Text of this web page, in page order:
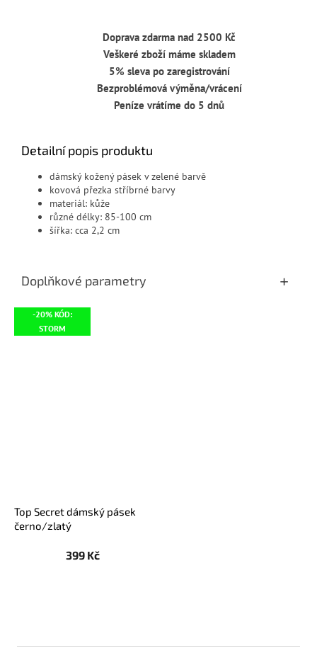
Doprava zdarma nad 2500 Kč
Veškeré zboží máme skladem
5% sleva po zaregistrování
Bezproblémová výměna/vrácení
Peníze vrátíme do 5 dnů
Detailní popis produktu
dámský kožený pásek v zelené barvě
kovová přezka stříbrné barvy
materiál: kůže
různé délky: 85-100 cm
šířka: cca 2,2 cm
Doplňkové parametry
-20% KÓD:
STORM
Top Secret dámský pásek
černo/zlatý
399 Kč